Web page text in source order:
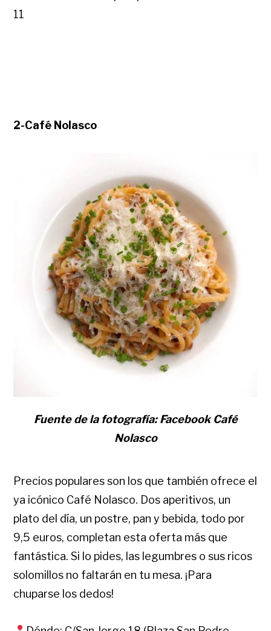
11
2-Café Nolasco
Fuente de la fotografía: Facebook Café
Nolasco
Precios populares son los que también ofrece el
ya icónico Café Nolasco. Dos aperitivos, un
plato del día, un postre, pan y bebida, todo por
9,5 euros, completan esta oferta más que
fantástica. Si lo pides, las legumbres o sus ricos
solomillos no faltarán en tu mesa. ¡Para
chuparse los dedos!